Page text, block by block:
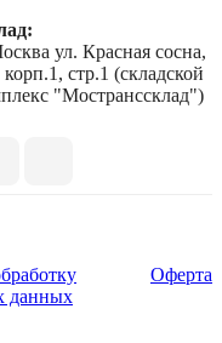
ул. Красная сосна,
корп.1, стр.1 (складской
"Мостранссклад")
данных
Оферта